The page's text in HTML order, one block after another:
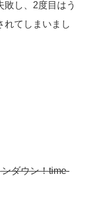
敗し、2度目はう
れてしまいまし
ダウン！time-